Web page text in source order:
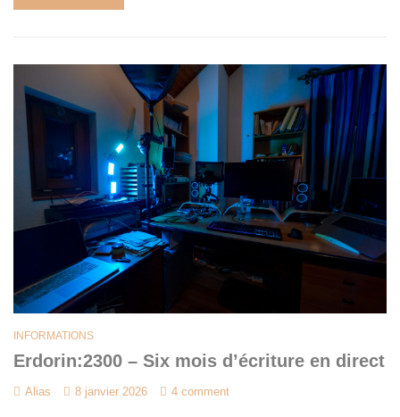
INFORMATIONS
Erdorin:2300 – Six mois d’écriture en direct
Alias 8 janvier 2026 4 comment